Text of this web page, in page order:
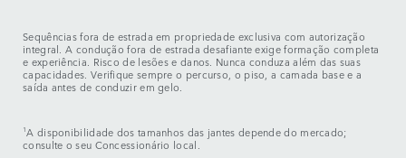
Sequências fora de estrada em propriedade exclusiva com autorização
integral. A condução fora de estrada desafiante exige formação completa
e experiência. Risco de lesões e danos. Nunca conduza além das suas
capacidades. Verifique sempre o percurso, o piso, a camada base e a
saída antes de conduzir em gelo.
1A disponibilidade dos tamanhos das jantes depende do mercado;
consulte o seu Concessionário local.